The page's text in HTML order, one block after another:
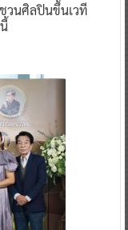
วนศิลปินขึ้นเวที